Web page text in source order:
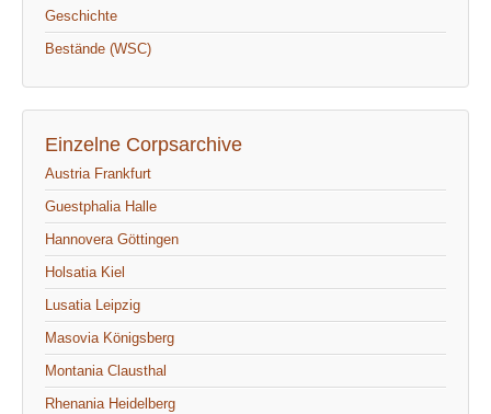
Geschichte
Bestände (WSC)
Einzelne Corpsarchive
Austria Frankfurt
Guestphalia Halle
Hannovera Göttingen
Holsatia Kiel
Lusatia Leipzig
Masovia Königsberg
Montania Clausthal
Rhenania Heidelberg